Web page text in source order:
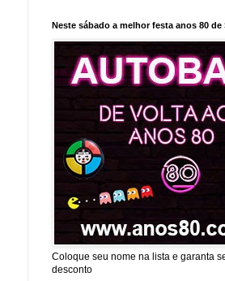
Neste sábado a melhor festa anos 80 de
Coloque seu nome na lista e garanta
desconto